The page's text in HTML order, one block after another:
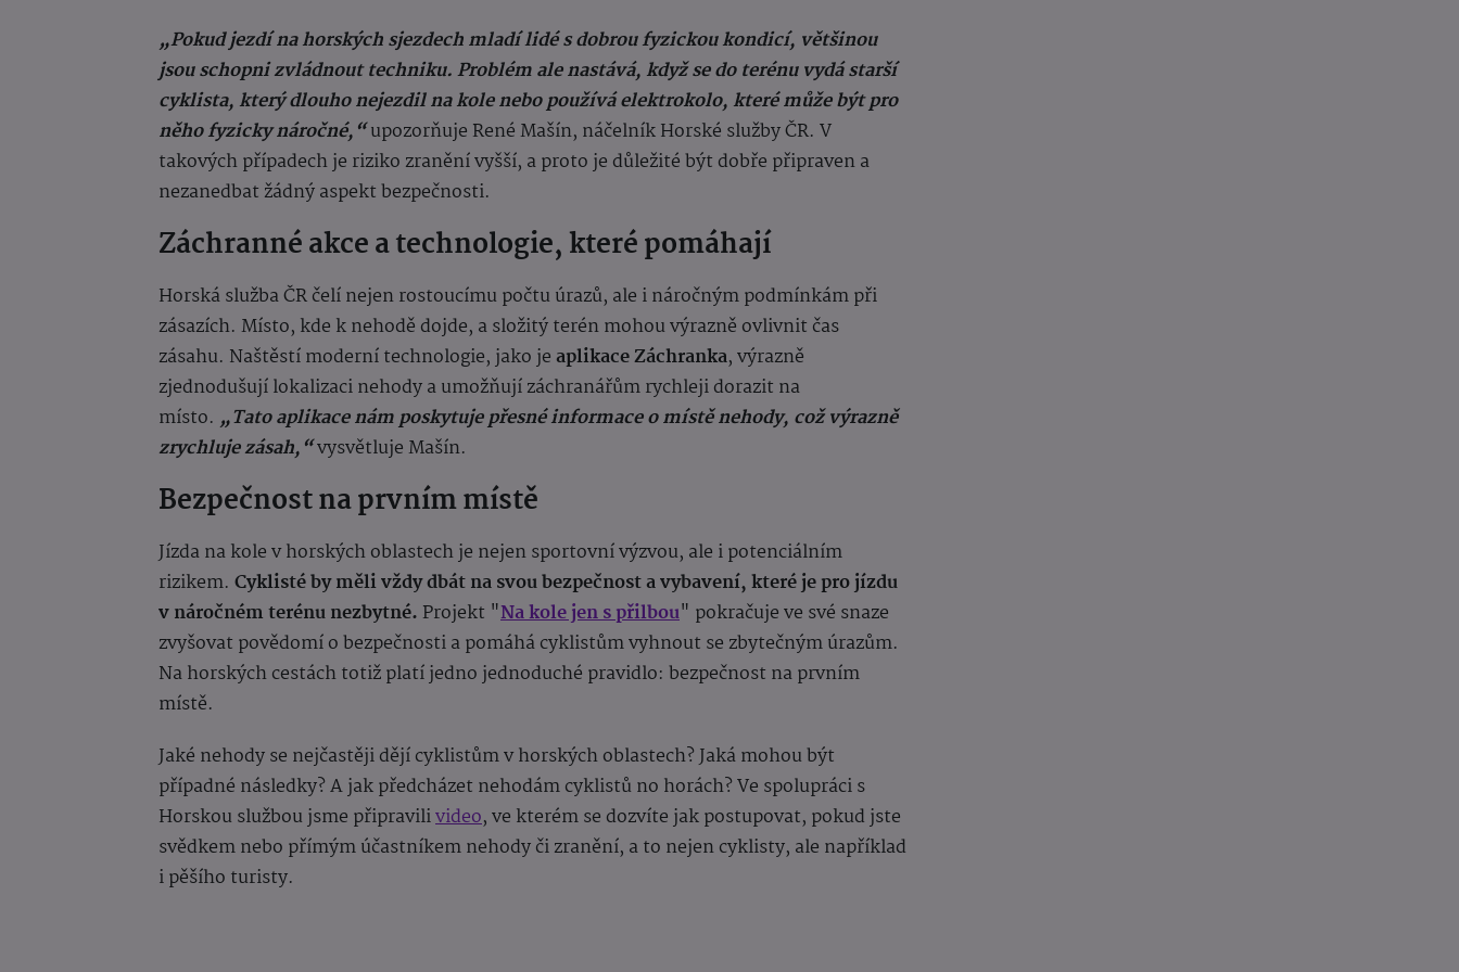
„Pokud jezdí na horských sjezdech mladí lidé s dobrou fyzickou kondicí, většinou
jsou schopni zvládnout techniku. Problém ale nastává, když se do terénu vydá starší
cyklista, který dlouho nejezdil na kole nebo používá elektrokolo, které může být pro
něho fyzicky náročné,“upozorňuje René Mašín, náčelník Horské služby ČR. V
takových případech je riziko zranění vyšší, a proto je důležité být dobře připraven a
nezanedbat žádný aspekt bezpečnosti.
Záchranné akce a technologie, které pomáhají
Horská služba ČR čelí nejen rostoucímu počtu úrazů, ale i náročným podmínkám při
zásazích. Místo, kde k nehodě dojde, a složitý terén mohou výrazně ovlivnit čas
zásahu. Naštěstí moderní technologie, jako jeaplikace Záchranka, výrazně
zjednodušují lokalizaci nehody a umožňují záchranářům rychleji dorazit na
místo. „Tato aplikace nám poskytuje přesné informace o místě nehody, což výrazně
zrychluje zásah,“vysvětluje Mašín.
Bezpečnost na prvním místě
Jízda na kole v horských oblastech je nejen sportovní výzvou, ale i potenciálním
rizikem. Cyklisté by měli vždy dbát na svou bezpečnost a vybavení, které je pro jízdu
v náročném terénu nezbytné.Projekt "Na kole jen s přilbou" pokračuje ve své snaze
zvyšovat povědomí o bezpečnosti a pomáhá cyklistům vyhnout se zbytečným úrazům.
Na horských cestách totiž platí jedno jednoduché pravidlo: bezpečnost na prvním
místě.
Jaké nehody se nejčastěji dějí cyklistům v horských oblastech? Jaká mohou být
případné následky? A jak předcházet nehodám cyklistů no horách? Ve spolupráci s
Horskou službou jsme připravilivideo, ve kterém se dozvíte jak postupovat, pokud jste
svědkem nebo přímým účastníkem nehody či zranění, a to nejen cyklisty, ale například
i pěšího turisty.